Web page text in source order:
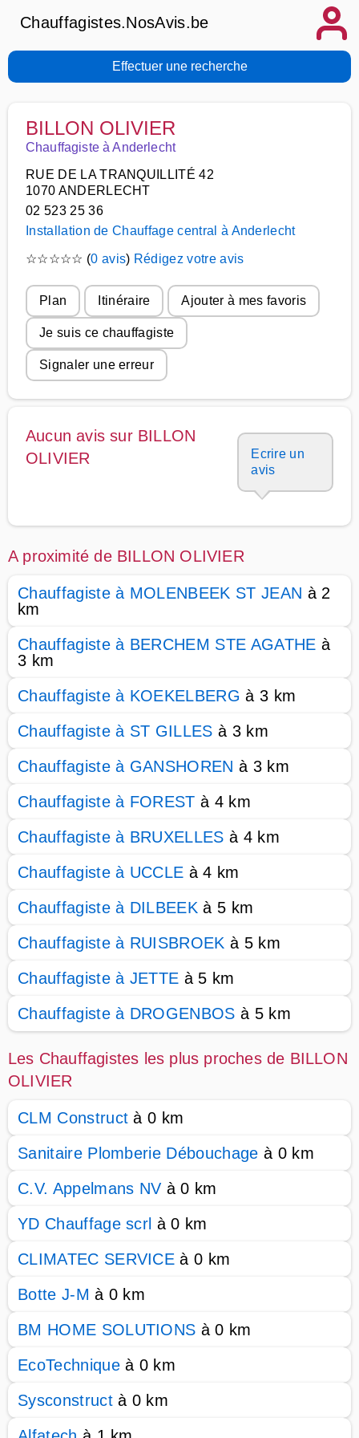
Chauffagistes.NosAvis.be
Effectuer une recherche
BILLON OLIVIER
Chauffagiste à Anderlecht
RUE DE LA TRANQUILLITÉ 42
1070 ANDERLECHT
02 523 25 36
Installation de Chauffage central à Anderlecht
☆☆☆☆☆ (0 avis) Rédigez votre avis
Plan Itinéraire Ajouter à mes favoris
Je suis ce chauffagiste
Signaler une erreur
Aucun avis sur BILLON
OLIVIER
Ecrire un
avis
A proximité de BILLON OLIVIER
Chauffagiste à MOLENBEEK ST JEAN à 2
km
Chauffagiste à BERCHEM STE AGATHE à
3 km
Chauffagiste à KOEKELBERG à 3 km
Chauffagiste à ST GILLES à 3 km
Chauffagiste à GANSHOREN à 3 km
Chauffagiste à FOREST à 4 km
Chauffagiste à BRUXELLES à 4 km
Chauffagiste à UCCLE à 4 km
Chauffagiste à DILBEEK à 5 km
Chauffagiste à RUISBROEK à 5 km
Chauffagiste à JETTE à 5 km
Chauffagiste à DROGENBOS à 5 km
Les Chauffagistes les plus proches de BILLON
OLIVIER
CLM Construct à 0 km
Sanitaire Plomberie Débouchage à 0 km
C.V. Appelmans NV à 0 km
YD Chauffage scrl à 0 km
CLIMATEC SERVICE à 0 km
Botte J-M à 0 km
BM HOME SOLUTIONS à 0 km
EcoTechniqueà 0 km
Sysconstructà 0 km